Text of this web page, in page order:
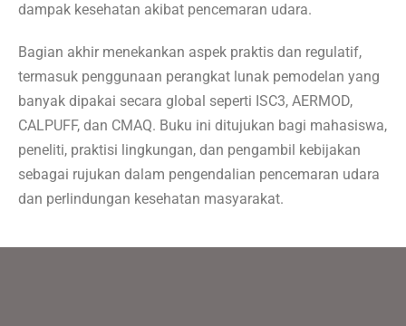
dampak kesehatan akibat pencemaran udara.
Bagian akhir menekankan aspek praktis dan regulatif,
termasuk penggunaan perangkat lunak pemodelan yang
banyak dipakai secara global seperti ISC3, AERMOD,
CALPUFF, dan CMAQ. Buku ini ditujukan bagi mahasiswa,
peneliti, praktisi lingkungan, dan pengambil kebijakan
sebagai rujukan dalam pengendalian pencemaran udara
dan perlindungan kesehatan masyarakat.